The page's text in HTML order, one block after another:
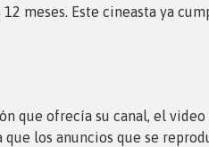
meses. Este cineasta ya
que ofrecía su canal, el
los anuncios que se